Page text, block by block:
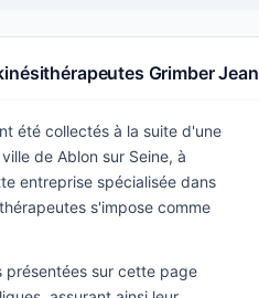
Grimber Jean
été collectés à la suite d'une
de Ablon sur Seine, à
entreprise spécialisée dans
s'impose comme
présentées sur cette page